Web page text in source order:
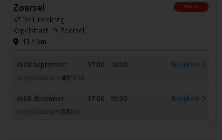
Zoersel
KF De Lindekring
Kapelstraat 19, Zoersel
13,1 km
Bloed
di 08 september
17:00 - 20:00
vrije plaatsen: 81 /108
Bekijken
di 08 december
17:00 - 20:00
vrije plaatsen: 53/60
Bekijken